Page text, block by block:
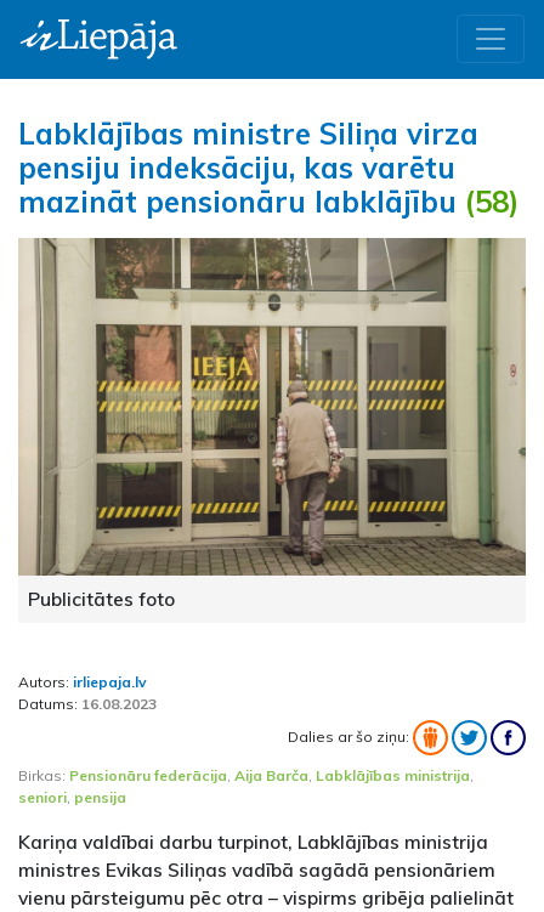
Labklājības ministre Siliņa virza
pensiju indeksāciju, kas varētu
mazināt pensionāru labklājību (58)
Publicitātes foto
Autors: irliepaja.lv
Datums: 16.08.2023
Dalies ar šo ziņu:
Birkas: Pensionāru federācija, Aija Barča, Labklājības ministrija,
seniori, pensija
Kariņa valdībai darbu turpinot, Labklājības ministrija
ministres Evikas Siliņas vadībā sagādā pensionāriem
vienu pārsteigumu pēc otra – vispirms gribēja palielināt